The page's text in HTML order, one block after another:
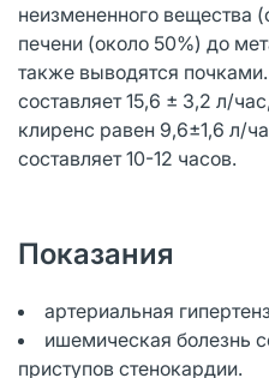
неизмененного вещества
печени (около 50%) до
также выводятся
составляет 15,6 ± 3,2 л/
клиренс равен 9,6±1,6 л/
составляет 10-12 часов.
Показания
артериальная
ишемическая болезнь
приступов стенокардии.